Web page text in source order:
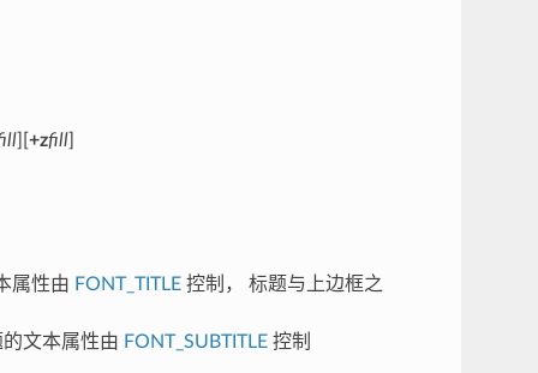
][ +zfill]
属性由 FONT_TITLE控制， 标题与上边框之
文本属性由 FONT_SUBTITLE控制